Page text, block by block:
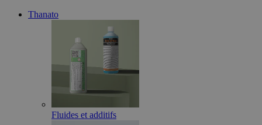
Thanato
Fluides et additifs